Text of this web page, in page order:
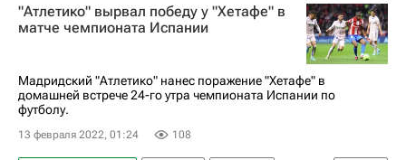
Атлетико (Мадрид)
Хетафе
Севилья
"Атлетико" вырвал победу у "Хетафе" в
матче чемпионата Испании
Мадридский "Атлетико" нанес поражение "Хетафе" в
домашней встрече 24-го утра чемпионата Испании по
футболу.
13 февраля 2022, 01:24 108